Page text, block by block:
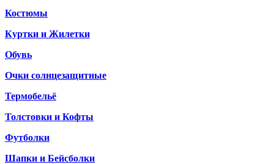
Костюмы
Куртки и Жилетки
Обувь
Очки солнцезащитные
Термобельё
Толстовки и Кофты
Футболки
Шапки и Бейсболки